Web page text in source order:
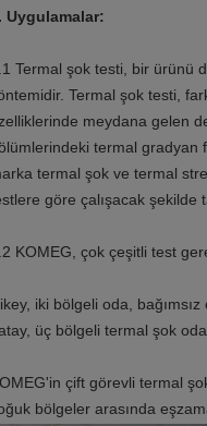
Uygulamalar:
Termal şok testi, bir ürünü
Termal şok testi,
meydana gelen
termal gradyan
termal şok ve termal
göre çalışacak şekilde
KOMEG, çok çeşitli test
iki bölgeli oda,
üç bölgeli termal şok
çift görevli termal
bölgeler arasında